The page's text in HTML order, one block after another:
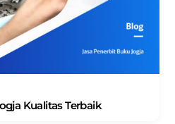
Kualitas Terbaik